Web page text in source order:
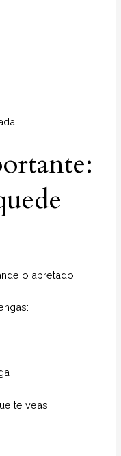
o apretado.
te veas: